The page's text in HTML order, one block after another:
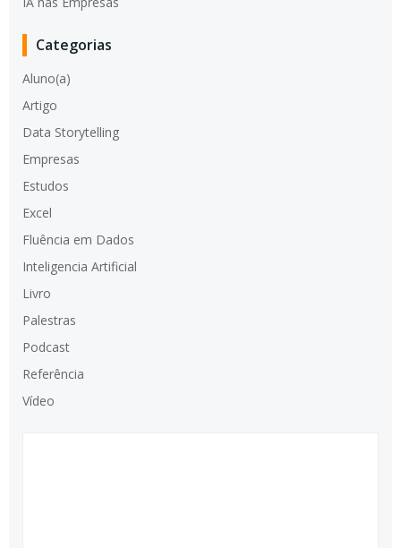
Categorias
Aluno(a)
Artigo
Data Storytelling
Empresas
Estudos
Excel
Fluência em Dados
Inteligencia Artificial
Livro
Palestras
Podcast
Referência
Vídeo